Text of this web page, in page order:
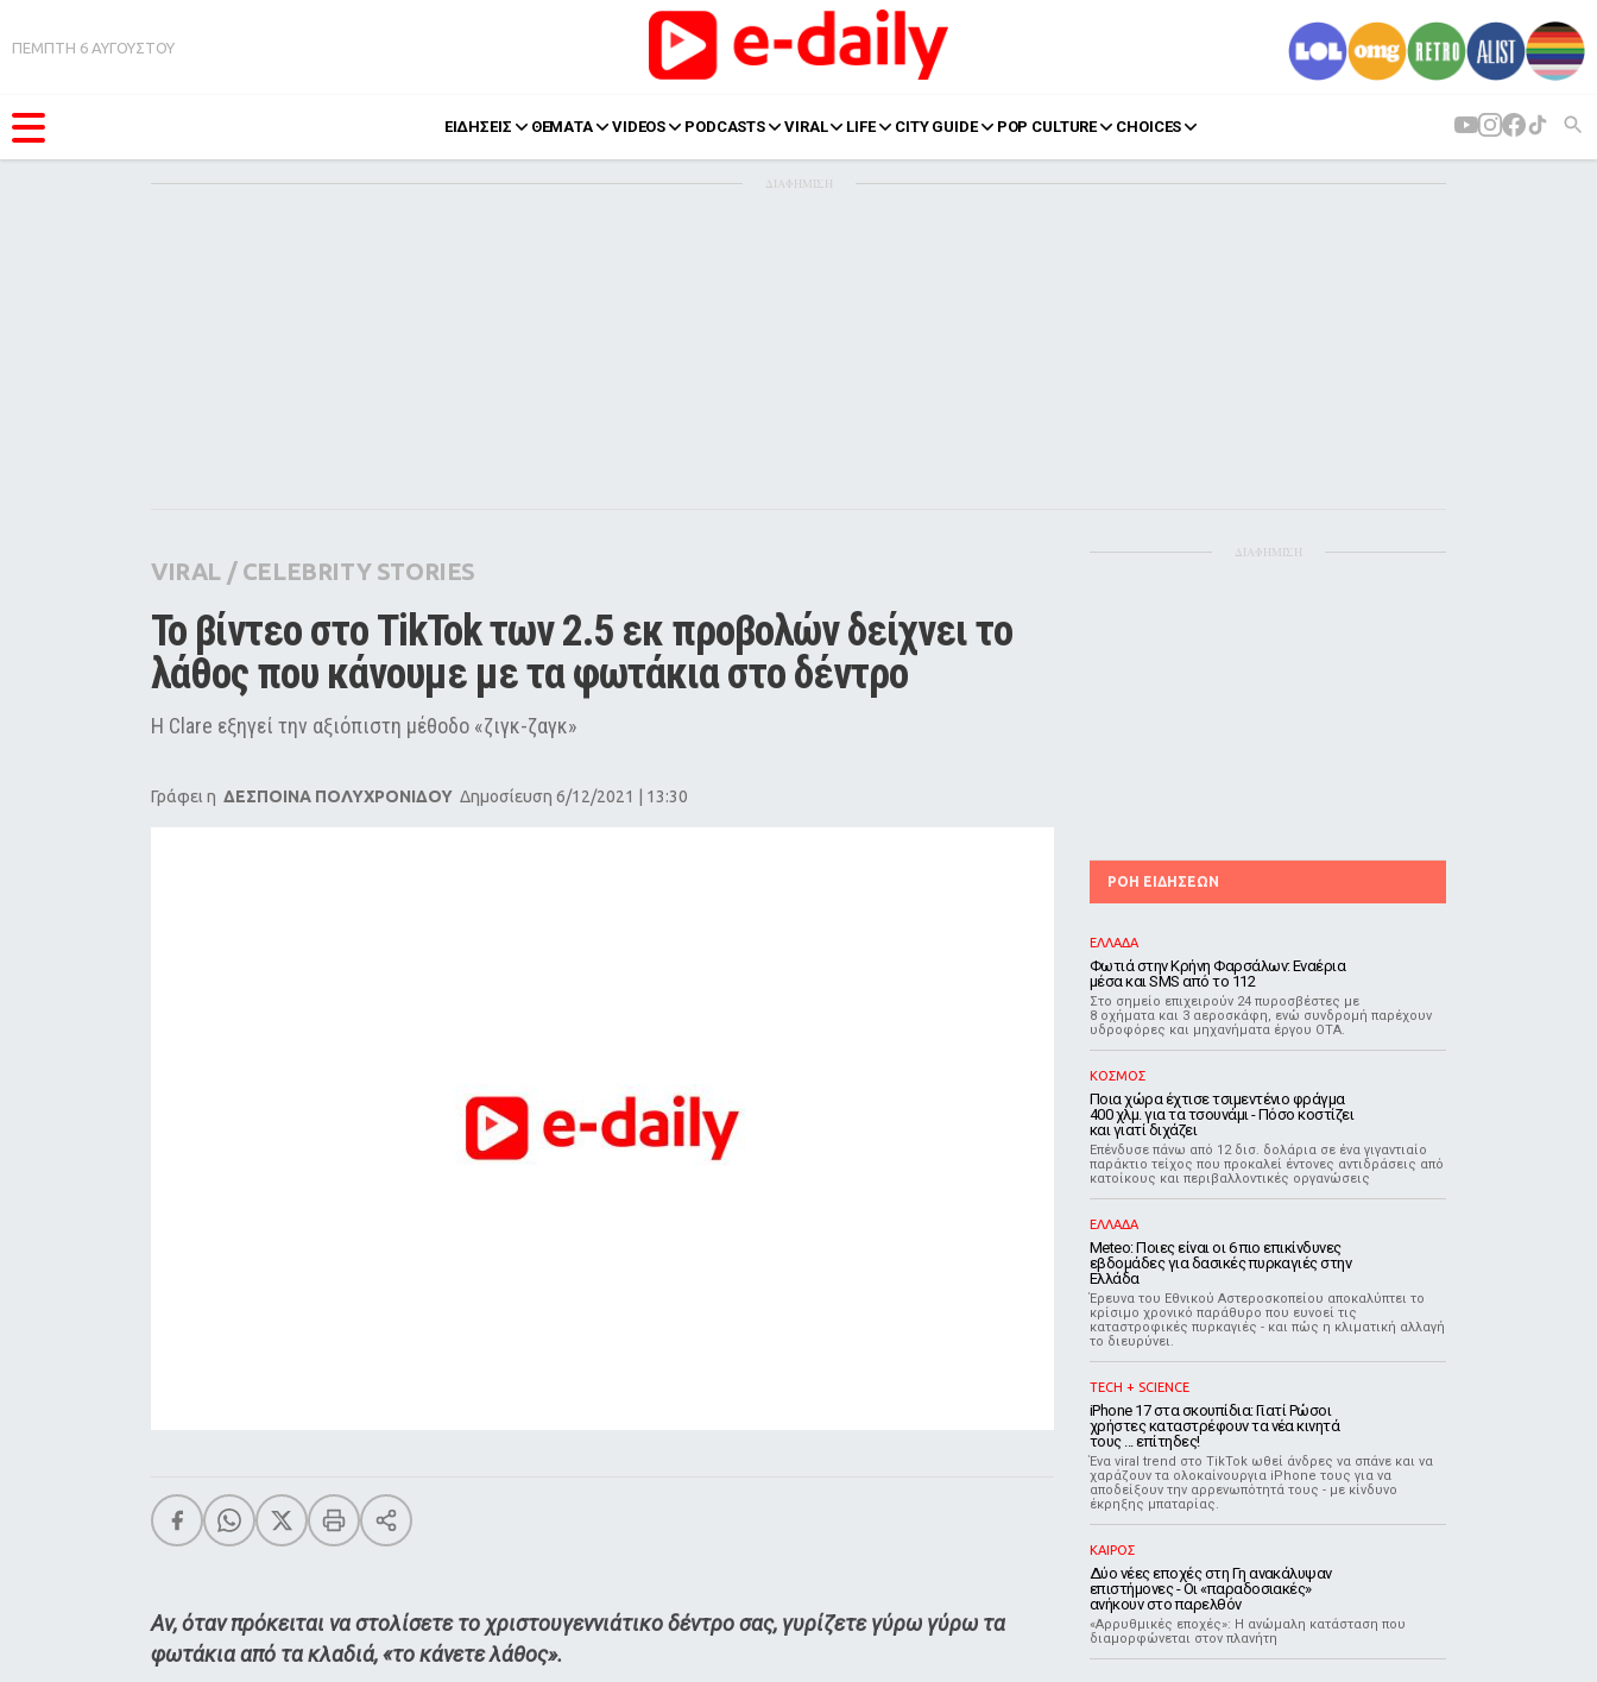
ΠΕΜΠΤΗ 6 ΑΥΓΟΥΣΤΟΥ
ΕΙΔΗΣΕΙΣ ΘΕΜΑΤΑ VIDEOS PODCASTS VIRAL LIFE CITY GUIDE POP CULTURE CHOICES
Pop Culture
Agenda
ΔΙΑΦΗΜΙΣΗ
VIRAL / CELEBRITY STORIES
To βίντεο στο TikTok των 2.5 εκ προβολών δείχνει το
λάθος που κάνουμε με τα φωτάκια στο δέντρο
H Clare εξηγεί την αξιόπιστη μέθοδο «ζιγκ-ζαγκ»
Γράφει η ΔΕΣΠΟΙΝΑ ΠΟΛΥΧΡΟΝΙΔΟΥ Δημοσίευση 6/12/2021 | 13:30
Αν, όταν πρόκειται να στολίσετε το χριστουγεννιάτικο δέντρο σας, γυρίζετε γύρω γύρω τα
φωτάκια από τα κλαδιά, «το κάνετε λάθος».
ΔΙΑΦΗΜΙΣΗ
ΡΟΗ ΕΙΔΗΣΕΩΝ
ΕΛΛΑΔΑ
Φωτιά στην Κρήνη Φαρσάλων: Εναέρια
μέσα και SMS από το 112
Στο σημείο επιχειρούν 24 πυροσβέστες με
8 οχήματα και 3 αεροσκάφη, ενώ συνδρομή παρέχουν
υδροφόρες και μηχανήματα έργου ΟΤΑ.
ΚΟΣΜΟΣ
Ποια χώρα έχτισε τσιμεντένιο φράγμα
400 χλμ. για τα τσουνάμι - Πόσο κοστίζει
και γιατί διχάζει
Επένδυσε πάνω από 12 δισ. δολάρια σε ένα γιγαντιαίο
παράκτιο τείχος που προκαλεί έντονες αντιδράσεις από
κατοίκους και περιβαλλοντικές οργανώσεις
ΕΛΛΑΔΑ
Meteo: Ποιες είναι οι 6 πιο επικίνδυνες
εβδομάδες για δασικές πυρκαγιές στην
Ελλάδα
Έρευνα του Εθνικού Αστεροσκοπείου αποκαλύπτει το
κρίσιμο χρονικό παράθυρο που ευνοεί τις
καταστροφικές πυρκαγιές - και πώς η κλιματική αλλαγή
το διευρύνει.
TECH + SCIENCE
iPhone 17 στα σκουπίδια: Γιατί Ρώσοι
χρήστες καταστρέφουν τα νέα κινητά
τους ... επίτηδες!
Ένα viral trend στο TikTok ωθεί άνδρες να σπάνε και να
χαράζουν τα ολοκαίνουργια iPhone τους για να
αποδείξουν την αρρενωπότητά τους - με κίνδυνο
έκρηξης μπαταρίας.
ΚΑΙΡΟΣ
Δύο νέες εποχές στη Γη ανακάλυψαν
επιστήμονες - Oι «παραδοσιακές»
ανήκουν στο παρελθόν
«Αρρυθμικές εποχές»: Η ανώμαλη κατάσταση που
διαμορφώνεται στον πλανήτη